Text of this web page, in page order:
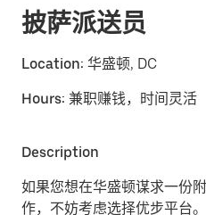
披萨派送员
Location: 华盛顿, DC
Hours: 兼职赚钱，时间灵活
Description
如果您想在华盛顿谋求一份
作，不妨考虑选择优步平台。